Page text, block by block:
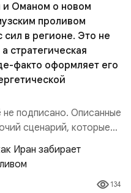
Оманом о новом
проливом
сил в регионе. Это не
стратегическая
факто оформляет его
подписано. Описанные
сценарий, которые
ключевые
1. Новые
Ранее Иран и Оман
началах —
134